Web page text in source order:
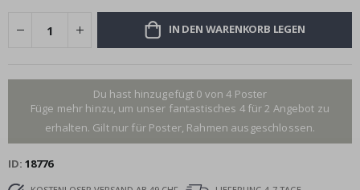
IN DEN WARENKORB LEGEN
Du hast hinzugefügt 0 von 4 Poster
Füge mehr hinzu, um unser fantastisches 4 für 2 Angebot zu
erhalten. Gilt nur für Poster, Rahmen ausgeschlossen.
ID 18776